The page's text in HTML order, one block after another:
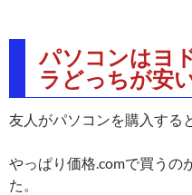
パソコンはヨ
ラどっちが安
友人がパソコンを購入する
やっぱり価格.comで買うの
た。